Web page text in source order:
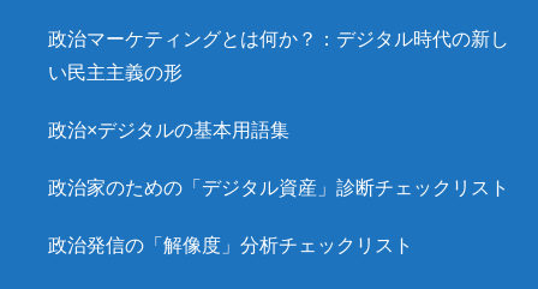
政治マーケティングとは何か？：デジタル時代の新し
い民主主義の形
政治×デジタルの基本用語集
政治家のための「デジタル資産」診断チェックリスト
政治発信の「解像度」分析チェックリスト